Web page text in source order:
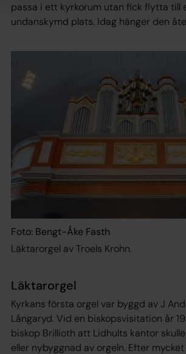
passa i ett kyrkorum utan fick flytta till
undanskymd plats. Idag hänger den
Foto: Bengt-Åke Fasth
Läktarorgel av Troels Krohn.
Läktarorgel
Kyrkans första orgel var byggd av J
Långaryd. Vid en biskopsvisitation år
biskop Brillioth att Lidhults kantor
eller nybyggnad av orgeln. Efter